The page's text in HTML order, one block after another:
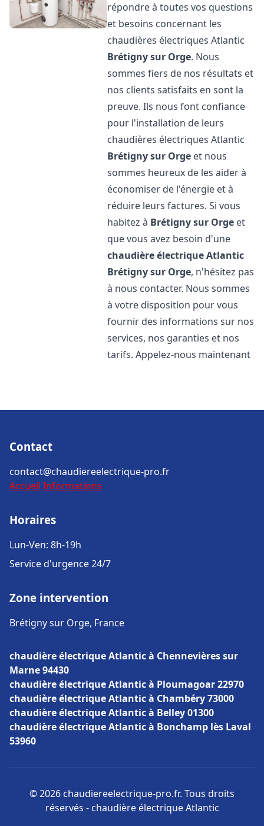
répondre à toutes vos questions
et besoins concernant les
chaudières électriques Atlantic
Brétigny sur Orge. Nous
sommes fiers de nos résultats et
nos clients satisfaits en sont la
preuve. Ils nous font confiance
pour l'installation de leurs
chaudières électriques Atlantic
Brétigny sur Orge et nous
sommes heureux de les aider à
économiser de l'énergie et à
réduire leurs factures. Si vous
habitez à Brétigny sur Orge et
que vous avez besoin d'une
chaudière électrique Atlantic
Brétigny sur Orge, n'hésitez pas
à nous contacter. Nous sommes
à votre disposition pour vous
fournir des informations sur nos
services, nos garanties et nos
tarifs. Appelez-nous maintenant
Contact
contact@chaudiereelectrique-pro.fr
Accueil Informations
Horaires
Lun-Ven: 8h-19h
Service d'urgence 24/7
Zone intervention
Brétigny sur Orge, France
chaudière électrique Atlantic à Chennevières sur
Marne 94430
chaudière électrique Atlantic à Ploumagoar 22970
chaudière électrique Atlantic à Chambéry 73000
chaudière électrique Atlantic à Belley 01300
chaudière électrique Atlantic à Bonchamp lès Laval
53960
© 2026 chaudiereelectrique-pro.fr. Tous droits
réservés - chaudière électrique Atlantic